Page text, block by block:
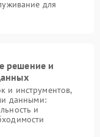
для
решение и
и инструментов,
данными:
и